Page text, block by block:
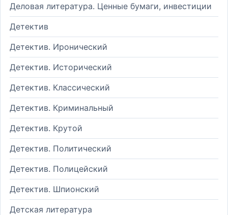
Деловая литература. Ценные бумаги, инвестиции
Детектив
Детектив. Иронический
Детектив. Исторический
Детектив. Классический
Детектив. Криминальный
Детектив. Крутой
Детектив. Политический
Детектив. Полицейский
Детектив. Шпионский
Детская литература